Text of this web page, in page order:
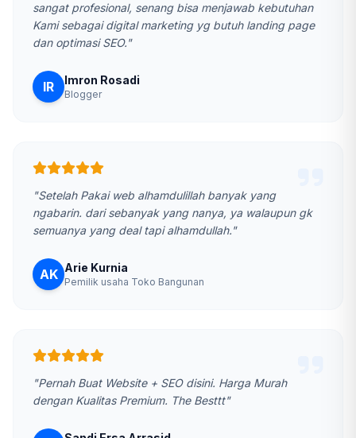
sangat profesional, senang bisa menjawab kebutuhan
Kami sebagai digital marketing yg butuh landing page
dan optimasi SEO."
IR Imron Rosadi
Blogger
"Setelah Pakai web alhamdulillah banyak yang
ngabarin. dari sebanyak yang nanya, ya walaupun gk
semuanya yang deal tapi alhamdullah."
AK Arie Kurnia
Pemilik usaha Toko Bangunan
"Pernah Buat Website + SEO disini. Harga Murah
dengan Kualitas Premium. The Besttt"